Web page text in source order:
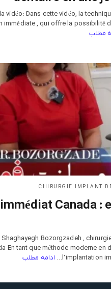
vidéo : Dans cette vidéo, la
immédiate , qui offre la possibilité
مطلب
CHIRURGIE IMPLANT
Canada :
Shaghayegh Bozorgzadeh ,
En tant que méthode moderne en
l’implantation
ادامه مطلب